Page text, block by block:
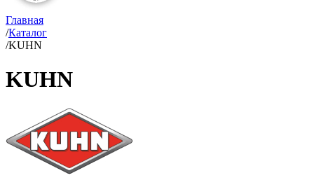
Главная
/Каталог
/KUHN
KUHN